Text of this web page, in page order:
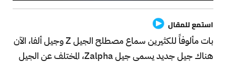
استمع للمقال
بات مألوفاً للكثيرين سماع مصطلح الجيل Z وجيل ألفا، الآن
هناك جيل جديد يسمى جيل Zalpha، المختلف عن الجيل